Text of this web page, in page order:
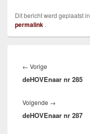
Dit bericht werd geplaatst in
permalink .
navigatie
← Vorige
bericht:
deHOVEnaar nr 285
Volgende →
bericht:
deHOVEnaar nr 287